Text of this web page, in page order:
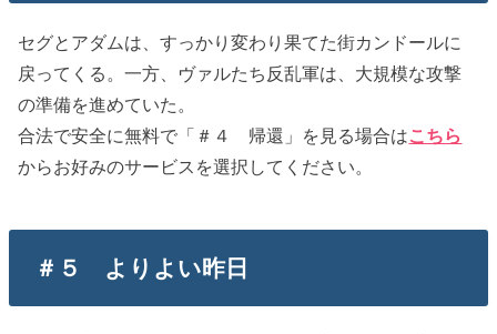
セグとアダムは、すっかり変わり果てた街カンドールに
戻ってくる。一方、ヴァルたち反乱軍は、大規模な攻撃
の準備を進めていた。
合法で安全に無料で「＃４ 帰還」を見る場合はこちら
からお好みのサービスを選択してください。
＃５ よりよい昨日